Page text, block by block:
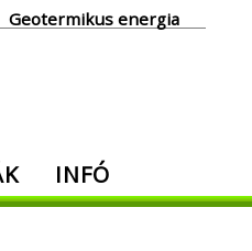
Geotermikus energia
INFÓ